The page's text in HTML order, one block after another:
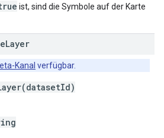
ist, sind die Symbole auf der Karte
Layer
Kanal verfügbar.